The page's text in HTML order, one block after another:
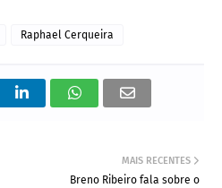
Raphael Cerqueira
MAIS RECENTES
Breno Ribeiro fala sobre o